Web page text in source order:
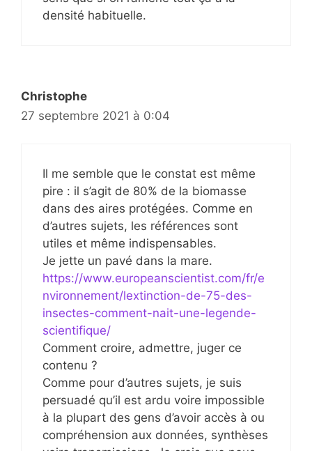
densité habituelle.
Christophe
27 septembre 2021 à 0:04
Il me semble que le constat est même
pire : il s’agit de 80% de la biomasse
dans des aires protégées. Comme en
d’autres sujets, les références sont
utiles et même indispensables.
Je jette un pavé dans la mare.
https://www.europeanscientist.com/fr/e
nvironnement/lextinction-de-75-des-
insectes-comment-nait-une-legende-
scientifique/
Comment croire, admettre, juger ce
contenu ?
Comme pour d’autres sujets, je suis
persuadé qu’il est ardu voire impossible
à la plupart des gens d’avoir accès à ou
compréhension aux données, synthèses